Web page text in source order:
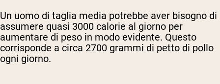
Un uomo di taglia media potrebbe aver bisogno di
assumere quasi 3000 calorie al giorno per
aumentare di peso in modo evidente. Questo
corrisponde a circa 2700 grammi di petto di pollo
ogni giorno.